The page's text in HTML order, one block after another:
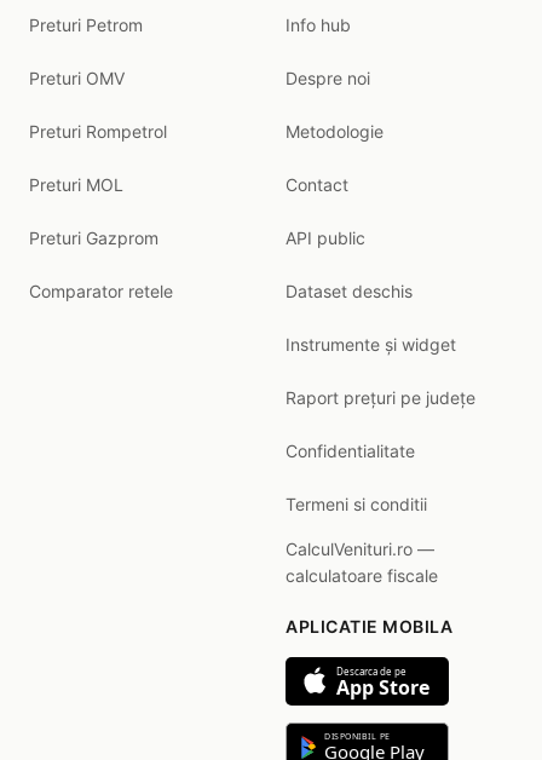
Preturi Petrom
Preturi OMV
Preturi Rompetrol
Preturi MOL
Preturi Gazprom
Comparator retele
Info hub
Despre noi
Metodologie
Contact
API public
Dataset deschis
Instrumente și widget
Raport prețuri pe județe
Confidentialitate
Termeni si conditii
CalculVenituri.ro —
calculatoare fiscale
APLICATIE MOBILA
Descarca de pe
App Store
DISPONIBIL PE
Google Play